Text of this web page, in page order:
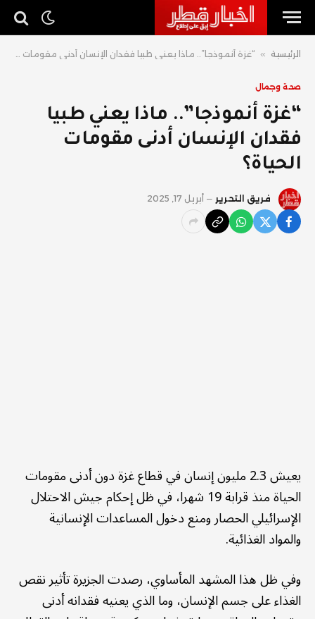
الرئيسية » “غزة أنموذجا”.. ماذا يعني طبيا فقدان الإنسان أدنى مقومات الحياة؟
صحة وجمال
“غزة أنموذجا”.. ماذا يعني طبيا
فقدان الإنسان أدنى مقومات
الحياة؟
فريق التحرير أبريل 17, 2025
يعيش 2.3 مليون إنسان في قطاع غزة دون أدنى مقومات
الحياة منذ قرابة 19 شهرا، في ظل إحكام جيش الاحتلال
الإسرائيلي الحصار ومنع دخول المساعدات الإنسانية
والمواد الغذائية.
وفي ظل هذا المشهد المأساوي، رصدت الجزيرة تأثير نقص
الغذاء على جسم الإنسان، وما الذي يعنيه فقدانه أدنى